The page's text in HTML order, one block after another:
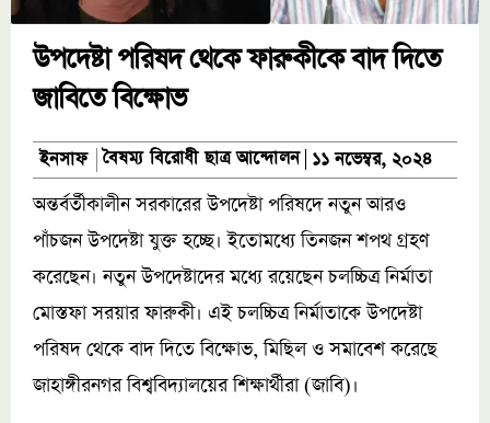
উপদেষ্টা পরিষদ থেকে ফারুকীকে বাদ দিতে
জাবিতে বিক্ষোভ
ইনসাফ বৈষম্য বিরোধী ছাত্র আন্দোলন ১১ নভেম্বর, ২০২৪
অন্তর্বর্তীকালীন সরকারের উপদেষ্টা পরিষদে নতুন আরও
পাঁচজন উপদেষ্টা যুক্ত হচ্ছে। ইতোমধ্যে তিনজন শপথ গ্রহণ
করেছেন। নতুন উপদেষ্টাদের মধ্যে রয়েছেন চলচ্চিত্র নির্মাতা
মোস্তফা সরয়ার ফারুকী। এই চলচ্চিত্র নির্মাতাকে উপদেষ্টা
পরিষদ থেকে বাদ দিতে বিক্ষোভ, মিছিল ও সমাবেশ করেছে
জাহাঙ্গীরনগর বিশ্ববিদ্যালয়ের শিক্ষার্থীরা (জাবি)।